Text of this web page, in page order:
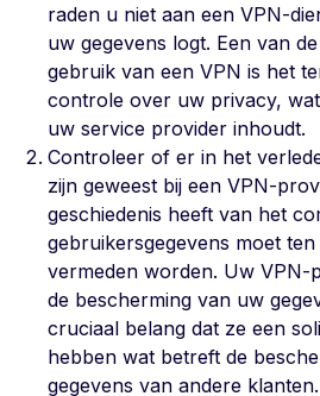
raden u niet aan een VPN-
uw gegevens logt. Een van
gebruik van een VPN is het
controle over uw privacy,
uw service provider inhoudt.
Controleer of er in het
zijn geweest bij een VPN-
geschiedenis heeft van het
gebruikersgegevens moet
vermeden worden. Uw VPN-
de bescherming van uw
cruciaal belang dat ze een
hebben wat betreft de
gegevens van andere klanten.